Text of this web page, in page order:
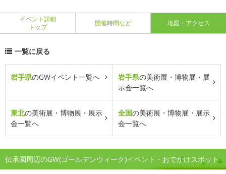
イベント詳細
トップ
開催時間など 地図・アクセス
一覧に戻る
岩手県のGWイベント一覧へ 岩手県の美術展・博物展・展
示会一覧へ
東北の美術展・博物展・展示
会一覧へ
全国の美術展・博物展・展示
会一覧へ
伝承園周辺のGW(ゴールデンウィーク)イベント・おでかけスポット